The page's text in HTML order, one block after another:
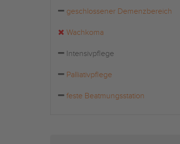
geschlossener Demenzbereich
Wachkoma
Intensivpflege
Palliativpflege
feste Beatmungsstation